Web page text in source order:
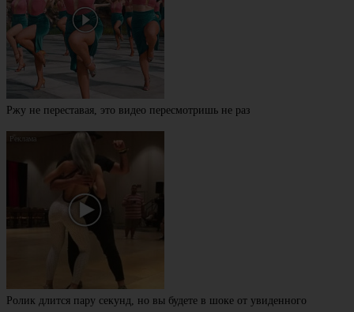
Ржу не переставая, это видео пересмотришь не раз
Ролик длится пару секунд, но вы будете в шоке от увиденного